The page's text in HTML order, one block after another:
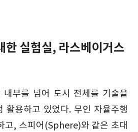
한 실험실, 라스베이거스
내부를 넘어 도시 전체를 기술을
활용하고 있었다. 무인 자율주행
고, 스피어(Sphere)와 같은 초대